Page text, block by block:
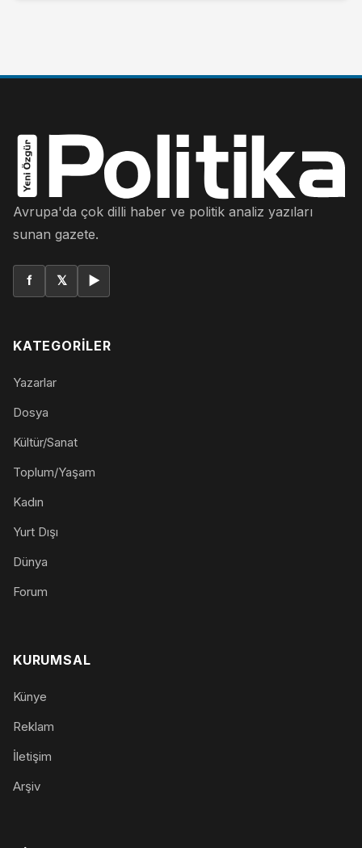
Avrupa'da çok dilli haber ve politik analiz yazıları
sunan gazete.
f 𝕏 ▶
KATEGORILER
Yazarlar
Dosya
Kültür/Sanat
Toplum/Yaşam
Kadın
Yurt Dışı
Dünya
Forum
KURUMSAL
Künye
Reklam
İletişim
Arşiv